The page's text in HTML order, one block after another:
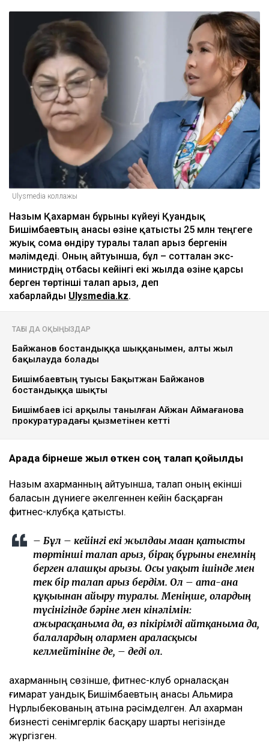
Ulysmedia коллажы
Назым Қахарман бұрынғы күйеуі Қуандық
Бишімбаевтың анасы өзіне қатысты 25 млн теңгеге
жуық сома өндіру туралы талап арыз бергенін
мәлімдеді. Оның айтуынша, бұл – сотталған экс-
министрдің отбасы кейінгі екі жылда өзіне қарсы
берген төртінші талап арыз, деп
хабарлайды Ulysmedia.kz.
ТАҒЫ ДА ОҚЫҢЫЗДАР
Байжанов бостандыққа шыққанымен, алты жыл
бақылауда болады
Бишімбаевтың туысы Бақытжан Байжанов
бостандыққа шықты
Бишімбаев ісі арқылы танылған Айжан Аймағанова
прокуратурадағы қызметінен кетті
Арада бірнеше жыл өткен соң талап қойылды
Назым Қахарманның айтуынша, талап оның екінші
баласын дүниеге әкелгеннен кейін басқарған
фитнес-клубқа қатысты.
– Бұл – кейінгі екі жылдағы маған қатысты
төртінші талап арыз, бірақ бұрынғы енемнің
берген алғашқы арызы. Осы уақыт ішінде мен
тек бір талап арыз бердім. Ол – ата-ана
құқығынан айыру туралы. Меніңше, олардың
түсінігінде бәріне мен кінәлімін:
ажырасқаныма да, өз пікірімді айтқаныма да,
балалардың олармен араласқысы
келмейтініне де, – деді ол.
Қахарманның сөзінше, фитнес-клуб орналасқан
ғимарат Қуандық Бишімбаевтың анасы Альмира
Нұрлыбекованың атына рәсімделген. Ал Қахарман
бизнесті сенімгерлік басқару шарты негізінде
жүргізген.